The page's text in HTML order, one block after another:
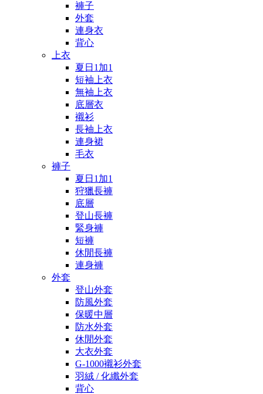
褲子
外套
連身衣
背心
上衣
夏日1加1
短袖上衣
無袖上衣
底層衣
襯衫
長袖上衣
連身裙
毛衣
褲子
夏日1加1
狩獵長褲
底層
登山長褲
緊身褲
短褲
休閒長褲
連身褲
外套
登山外套
防風外套
保暖中層
防水外套
休閒外套
大衣外套
G-1000襯衫外套
羽絨 / 化纖外套
背心